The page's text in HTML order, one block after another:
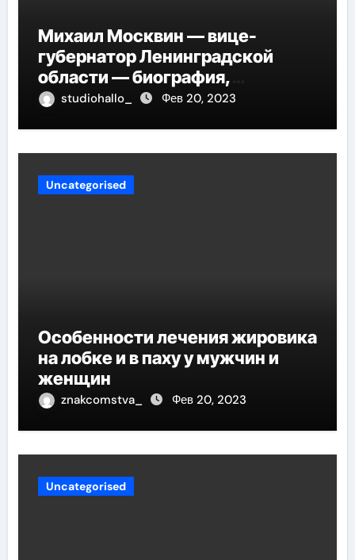
Михаил Москвин — вице-
губернатор Ленинградской
области — биография,
достижения и вклад в развитие
studiohallo_ Фев 20, 2023
Uncategorised
Особенности лечения жировика
на лобке и в паху у мужчин и
женщин
znakcomstva_ Фев 20, 2023
Uncategorised